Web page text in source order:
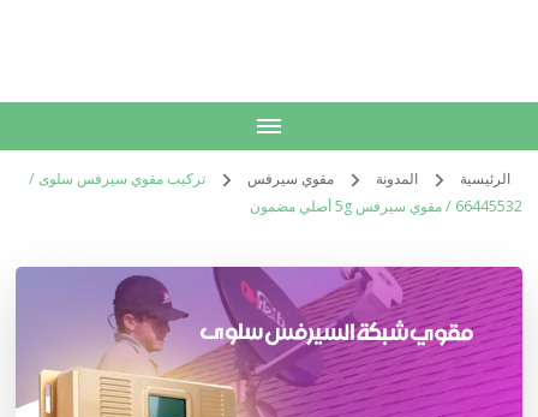
الرئيسية المدونة مقوي سيرفس
تركيب مقوي سيرفس سلوى /
66445532 / مقوي سيرفس 5g أصلي مضمون